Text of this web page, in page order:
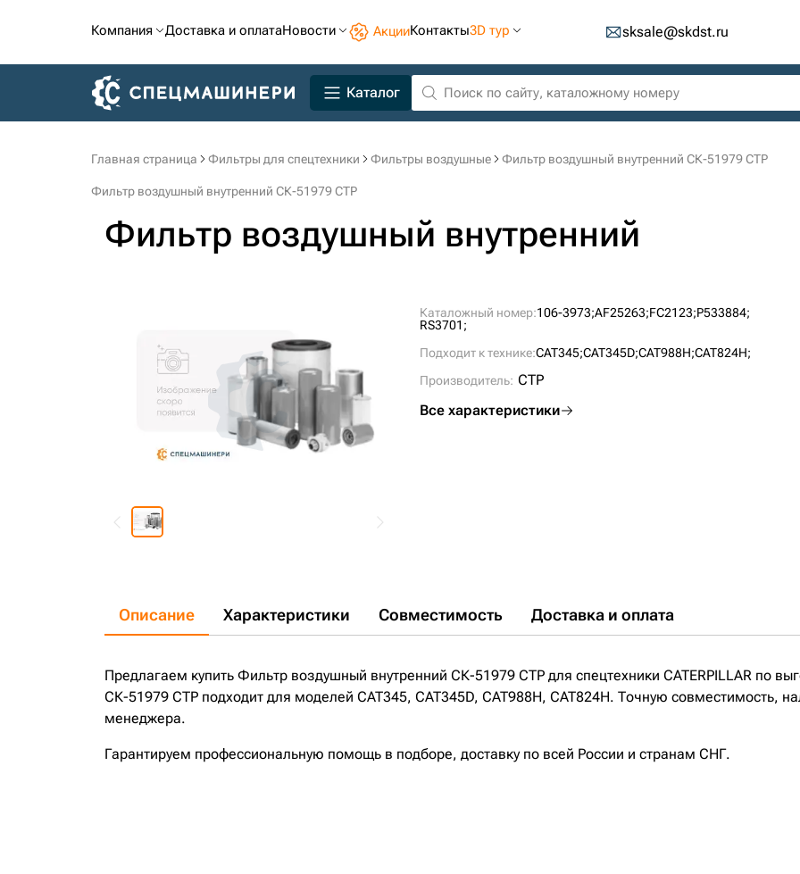
Компания Доставка и оплатаНовости АкцииКонтакты3D тур sksale@skdst.ru
Каталог
Главная страница Фильтры для спецтехники Фильтры воздушные Фильтр воздушный внутренний СК-51979 CTP
Фильтр воздушный внутренний СК-51979 CTP
Фильтр воздушный внутренний
Каталожный номер:106-3973;AF25263;FC2123;P533884;
RS3701;
Подходит к технике:CAT345;CAT345D;CAT988H;CAT824H;
Производитель: CTP
Все характеристики
Описание Характеристики Совместимость Доставка и оплата
Предлагаем купить Фильтр воздушный внутренний СК-51979 CTP для спецтехники CATERPILLAR по
СК-51979 CTP подходит для моделей CAT345, CAT345D, CAT988H, CAT824H. Точную совместимость,
менеджера.
Гарантируем профессиональную помощь в подборе, доставку по всей России и странам СНГ.